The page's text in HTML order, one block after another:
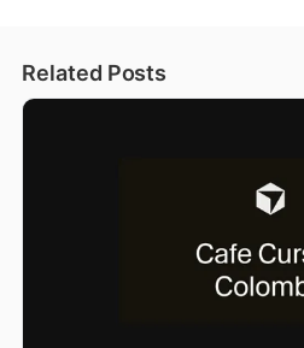
Related Posts